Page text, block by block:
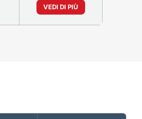
VEDI DI PIÙ